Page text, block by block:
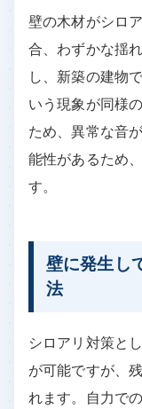
壁の木材がシロ
合、わずかな揺
し、新築の建物
いう現象が同様
ため、異常な音
能性があるため
す。
壁に発生し
法
シロアリ対策と
が可能ですが、
れます。自力で